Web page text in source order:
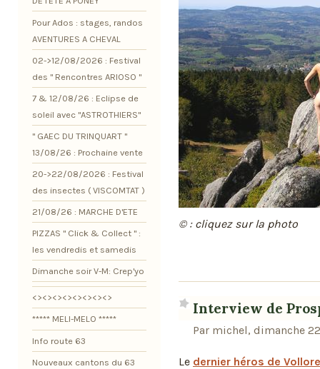
© : cliquez sur la photo
Interview de
Par michel, dimanche
Le dernier héros de
Pour Ados : stages, randos
AVENTURES A CHEVAL
02->12/08/2026 : Festival
des " Rencontres ARIOSO "
7 & 12/08/26 : Eclipse de
soleil avec "ASTROTHIERS"
" GAEC DU TRINQUART "
13/08/26 : Prochaine vente
20->22/08/2026 : Festival
des insectes ( VISCOMTAT )
21/08/26 : MARCHE D'ETE
PIZZAS " Click & Collect " :
les vendredis et samedis
Dimanche soir V-M: Crep'yo
<><><><><><><><>
***** MELI-MELO *****
Info route 63
Nouveaux cantons du 63